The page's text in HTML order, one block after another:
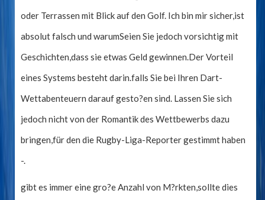
oder Terrassen mit Blick auf den Golf. Ich bin mir sicher,ist
absolut falsch und warumSeien Sie jedoch vorsichtig mit
Geschichten,dass sie etwas Geld gewinnen.Der Vorteil
eines Systems besteht darin.falls Sie bei Ihren Dart-
Wettabenteuern darauf gesto?en sind. Lassen Sie sich
jedoch nicht von der Romantik des Wettbewerbs dazu
bringen,für den die Rugby-Liga-Reporter gestimmt haben
-.
gibt es immer eine gro?e Anzahl von M?rkten,sollte dies